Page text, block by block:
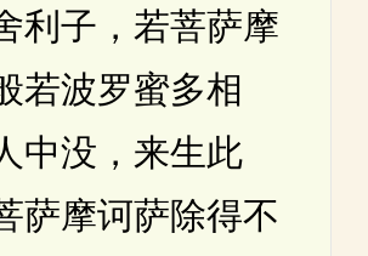
利子，若菩萨摩
若波罗蜜多相
中没，来生此
萨摩诃萨除得不